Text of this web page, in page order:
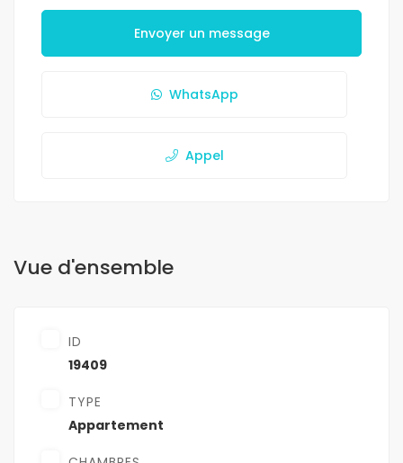
Envoyer un message
WhatsApp
Appel
Vue d'ensemble
ID
19409
TYPE
Appartement